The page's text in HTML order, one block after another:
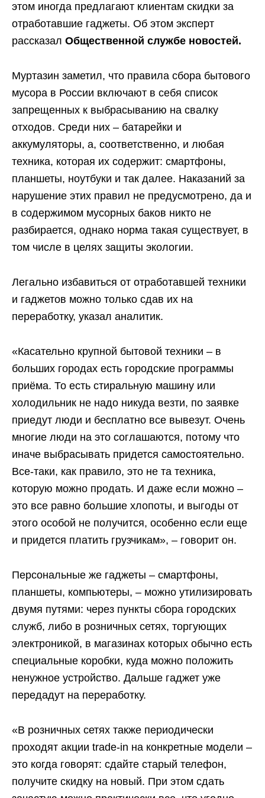
этом иногда предлагают клиентам скидки за
отработавшие гаджеты. Об этом эксперт
рассказал Общественной службе новостей.
Муртазин заметил, что правила сбора бытового
мусора в России включают в себя список
запрещенных к выбрасыванию на свалку
отходов. Среди них – батарейки и
аккумуляторы, а, соответственно, и любая
техника, которая их содержит: смартфоны,
планшеты, ноутбуки и так далее. Наказаний за
нарушение этих правил не предусмотрено, да и
в содержимом мусорных баков никто не
разбирается, однако норма такая существует, в
том числе в целях защиты экологии.
Легально избавиться от отработавшей техники
и гаджетов можно только сдав их на
переработку, указал аналитик.
«Касательно крупной бытовой техники – в
больших городах есть городские программы
приёма. То есть стиральную машину или
холодильник не надо никуда везти, по заявке
приедут люди и бесплатно все вывезут. Очень
многие люди на это соглашаются, потому что
иначе выбрасывать придется самостоятельно.
Все-таки, как правило, это не та техника,
которую можно продать. И даже если можно –
это все равно большие хлопоты, и выгоды от
этого особой не получится, особенно если еще
и придется платить грузчикам», – говорит он.
Персональные же гаджеты – смартфоны,
планшеты, компьютеры, – можно утилизировать
двумя путями: через пункты сбора городских
служб, либо в розничных сетях, торгующих
электроникой, в магазинах которых обычно есть
специальные коробки, куда можно положить
ненужное устройство. Дальше гаджет уже
передадут на переработку.
«В розничных сетях также периодически
проходят акции trade-in на конкретные модели –
это когда говорят: сдайте старый телефон,
получите скидку на новый. При этом сдать